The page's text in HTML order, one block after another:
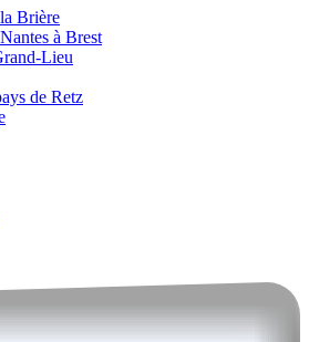
Brière
à Brest
Lieu
de Retz